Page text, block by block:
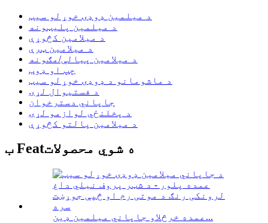
د میلمین ډوډۍ خوړلو سیټ
د میلمین پلیټونه
د میلامین کڅوړې
د میلامین ټرې
د میلامین پیالې/مګونه
چپ او ډوب
د ماشومانو د ډوډۍ خوړلو سیټ
د فستیوال لړۍ
جاپاني دسترخوان
د پخلنځي لوازمو لړۍ
د میلامین پالتو کڅوړې
ب Featه شوي محصولات
عمده خرڅلاو جاپاني میلمین ډین...